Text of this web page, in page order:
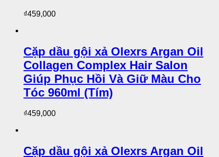
₫459,000
Cặp dầu gội xả Olexrs Argan Oil
Collagen Complex Hair Salon
Giúp Phục Hồi Và Giữ Màu Cho
Tóc 960ml (Tím)
₫459,000
Cặp dầu gội xả Olexrs Argan Oil